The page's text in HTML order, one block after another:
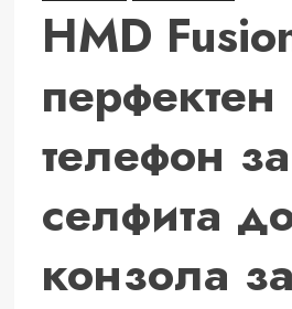
HMD
перфектен
телефон за
селфита
конзола